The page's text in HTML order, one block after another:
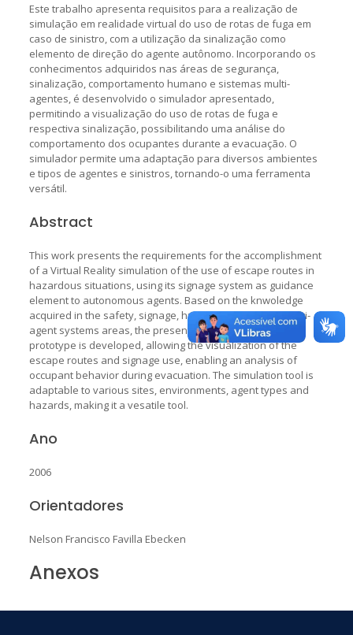
Este trabalho apresenta requisitos para a realização de
simulação em realidade virtual do uso de rotas de fuga em
caso de sinistro, com a utilização da sinalização como
elemento de direção do agente autônomo. Incorporando os
conhecimentos adquiridos nas áreas de segurança,
sinalização, comportamento humano e sistemas multi-
agentes, é desenvolvido o simulador apresentado,
permitindo a visualização do uso de rotas de fuga e
respectiva sinalização, possibilitando uma análise do
comportamento dos ocupantes durante a evacuação. O
simulador permite uma adaptação para diversos ambientes
e tipos de agentes e sinistros, tornando-o uma ferramenta
versátil.
Abstract
This work presents the requirements for the accomplishment
of a Virtual Reality simulation of the use of escape routes in
hazardous situations, using its signage system as guidance
element to autonomous agents. Based on the knwoledge
acquired in the safety, signage, human behavior and multi-
agent systems areas, the presented simulation tool
prototype is developed, allowing the visualization of the
escape routes and signage use, enabling an analysis of
occupant behavior during evacuation. The simulation tool is
adaptable to various sites, environments, agent types and
hazards, making it a vesatile tool.
Ano
2006
Orientadores
Nelson Francisco Favilla Ebecken
Anexos